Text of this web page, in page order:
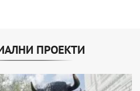
ПРОЕКТИ